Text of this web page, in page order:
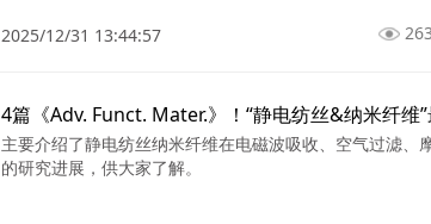
2025/12/31 13:44:57 263
4篇《Adv. Funct. Mater.》！“静电纺丝&纳米纤维
主要介绍了静电纺丝纳米纤维在电磁波吸收、空气过滤、
的研究进展，供大家了解。